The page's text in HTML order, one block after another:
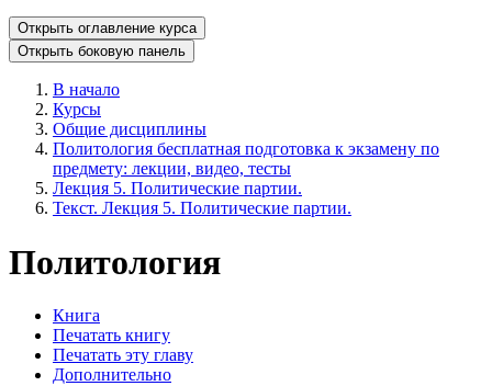
Открыть оглавление курса
Открыть боковую панель
В начало
Курсы
Общие дисциплины
Политология бесплатная подготовка к экзамену по
предмету: лекции, видео, тесты
Лекция 5. Политические партии.
Текст. Лекция 5. Политические партии.
Политология
Книга
Печатать книгу
Печатать эту главу
Дополнительно